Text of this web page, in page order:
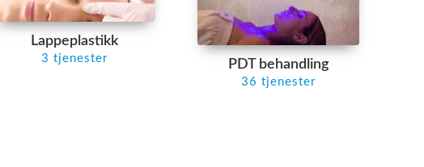
Lappeplastikk
3 tjenester PDT behandling
36 tjenester